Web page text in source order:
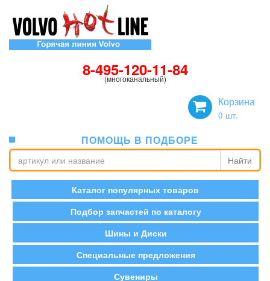
8-495-120-11-84
(многоканальный)
Корзина
0 шт.
ПОМОЩЬ В ПОДБОРЕ
Найти
Каталог популярных товаров
Подбор запчастей по каталогу
Шины и Диски
Специальные предложения
Сувениры